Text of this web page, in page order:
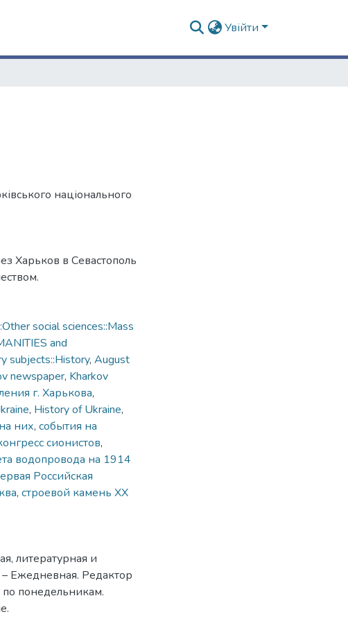
Увійти
національного
Харьков в Севастополь
social sciences::Mass
and
subjects::History, August
newspaper, Kharkov
г. Харькова,
, History of Ukraine,
них, события на
сионистов,
водопровода на 1914
Российская
, строевой камень ХХ
литературная и
Ежедневная. Редактор
понедельникам.